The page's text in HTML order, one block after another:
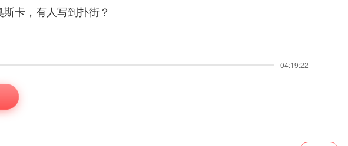
卡，有人写到扑街？
04:19:22